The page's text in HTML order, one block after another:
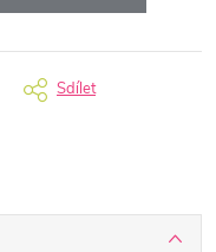
Sdílet